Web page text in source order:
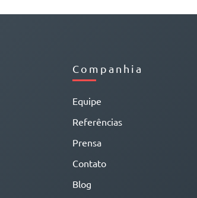
Companhia
Equipe
Referências
Prensa
Contato
Blog